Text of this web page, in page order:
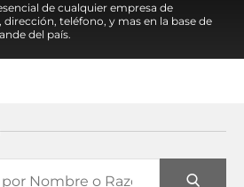
de cualquier empresa de
teléfono, y mas en la base de
del país.